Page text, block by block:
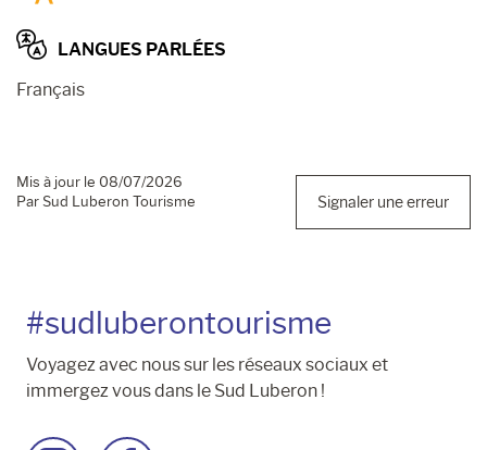
LANGUES PARLÉES
Français
Mis à jour le 08/07/2026
Par Sud Luberon Tourisme
Signaler une erreur
#sudluberontourisme
Voyagez avec nous sur les réseaux sociaux et
immergez vous dans le Sud Luberon !